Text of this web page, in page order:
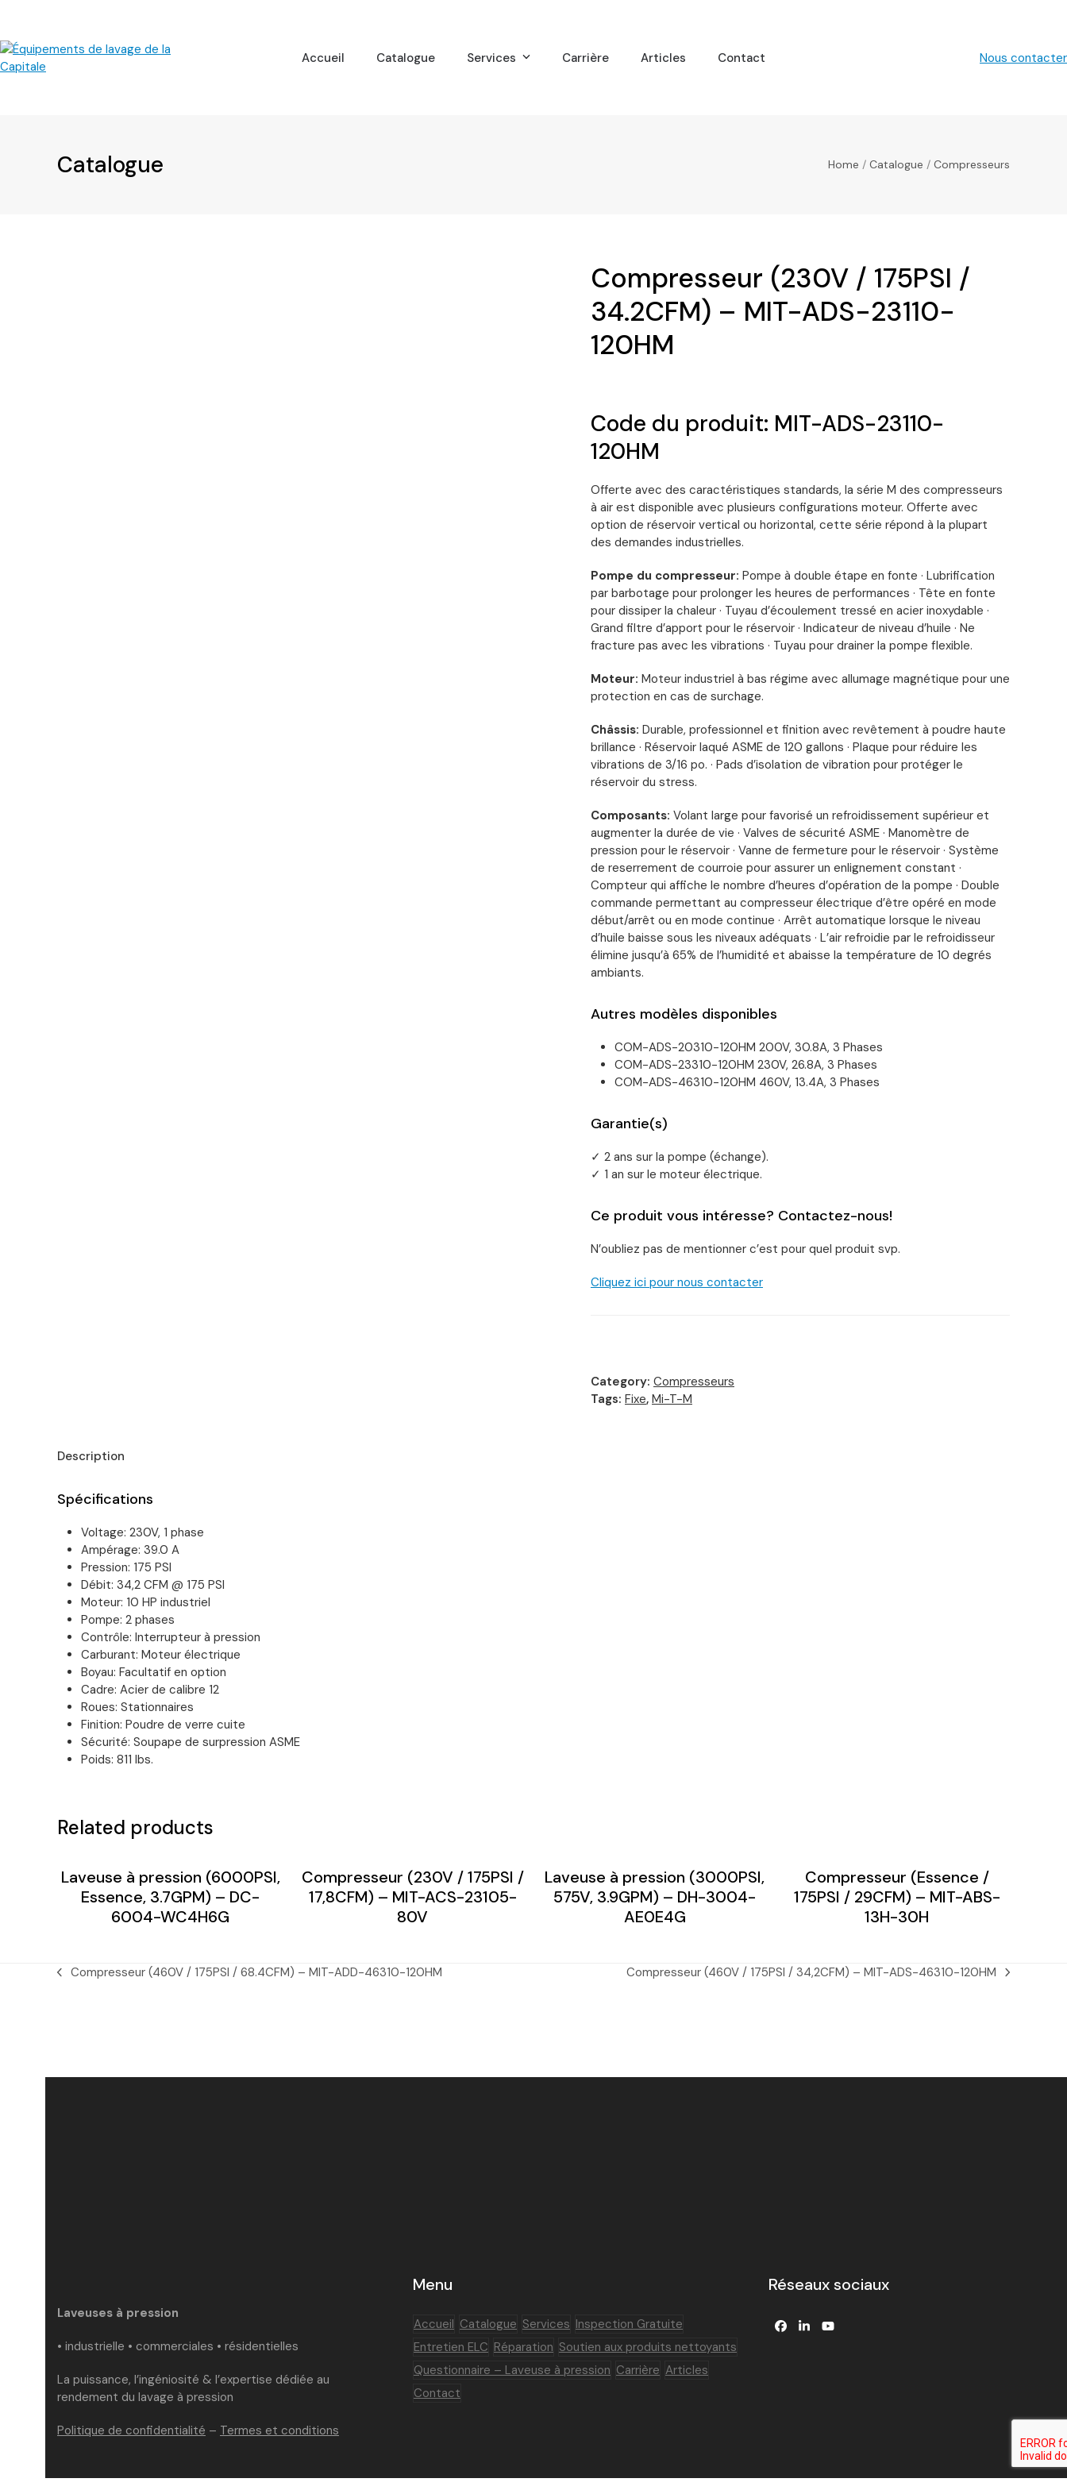
content
Accueil
Catalogue Services Carrière Articles Contact Nous contacter
Catalogue Home / Catalogue / Compresseurs
Compresseur (230V / 175PSI /
34.2CFM) – MIT-ADS-23110-
120HM
Code du produit: MIT-ADS-23110-
120HM
Offerte avec des caractéristiques standards, la série M des compresseurs
à air est disponible avec plusieurs configurations moteur. Offerte avec
option de réservoir vertical ou horizontal, cette série répond à la plupart
des demandes industrielles.
Pompe du compresseur: Pompe à double étape en fonte · Lubrification
par barbotage pour prolonger les heures de performances · Tête en fonte
pour dissiper la chaleur · Tuyau d’écoulement tressé en acier inoxydable ·
Grand filtre d’apport pour le réservoir · Indicateur de niveau d’huile · Ne
fracture pas avec les vibrations · Tuyau pour drainer la pompe flexible.
Moteur: Moteur industriel à bas régime avec allumage magnétique pour une
protection en cas de surchage.
Châssis: Durable, professionnel et finition avec revêtement à poudre haute
brillance · Réservoir laqué ASME de 120 gallons · Plaque pour réduire les
vibrations de 3/16 po. · Pads d’isolation de vibration pour protéger le
réservoir du stress.
Composants: Volant large pour favorisé un refroidissement supérieur et
augmenter la durée de vie · Valves de sécurité ASME · Manomètre de
pression pour le réservoir · Vanne de fermeture pour le réservoir · Système
de reserrement de courroie pour assurer un enlignement constant ·
Compteur qui affiche le nombre d’heures d’opération de la pompe · Double
commande permettant au compresseur électrique d’être opéré en mode
début/arrêt ou en mode continue · Arrêt automatique lorsque le niveau
d’huile baisse sous les niveaux adéquats · L’air refroidie par le refroidisseur
élimine jusqu’à 65% de l’humidité et abaisse la température de 10 degrés
ambiants.
Autres modèles disponibles
COM-ADS-20310-120HM 200V, 30.8A, 3 Phases
COM-ADS-23310-120HM 230V, 26.8A, 3 Phases
COM-ADS-46310-120HM 460V, 13.4A, 3 Phases
Garantie(s)
✓ 2 ans sur la pompe (échange).
✓ 1 an sur le moteur électrique.
Ce produit vous intéresse? Contactez-nous!
N’oubliez pas de mentionner c’est pour quel produit svp.
Cliquez ici pour nous contacter
Category: Compresseurs
Tags: Fixe, Mi-T-M
Description
Spécifications
Voltage: 230V, 1 phase
Ampérage: 39.0 A
Pression: 175 PSI
Débit: 34,2 CFM @ 175 PSI
Moteur: 10 HP industriel
Pompe: 2 phases
Contrôle: Interrupteur à pression
Carburant: Moteur électrique
Boyau: Facultatif en option
Cadre: Acier de calibre 12
Roues: Stationnaires
Finition: Poudre de verre cuite
Sécurité: Soupape de surpression ASME
Poids: 811 lbs.
Related products
Laveuse à pression (6000PSI,
Essence, 3.7GPM) – DC-
6004-WC4H6G
Compresseur (230V / 175PSI /
17,8CFM) – MIT-ACS-23105-
80V
Laveuse à pression (3000PSI,
575V, 3.9GPM) – DH-3004-
AE0E4G
Compresseur (Essence /
175PSI / 29CFM) – MIT-ABS-
13H-30H
previous
Compresseur (460V / 175PSI / 68.4CFM) – MIT-ADD-46310-120HM
next
Compresseur (460V / 175PSI / 34,2CFM) – MIT-ADS-46310-120HM
Laveuses à pression
• industrielle • commerciales • résidentielles
La puissance, l’ingéniosité & l’expertise dédiée au
rendement du lavage à pression
Politique de confidentialité – Termes et conditions
Menu
Accueil Catalogue Services Inspection Gratuite
Entretien ELC Réparation Soutien aux produits nettoyants
Questionnaire – Laveuse à pression Carrière Articles
Contact
Réseaux sociaux
Facebook
LinkedInYouTube